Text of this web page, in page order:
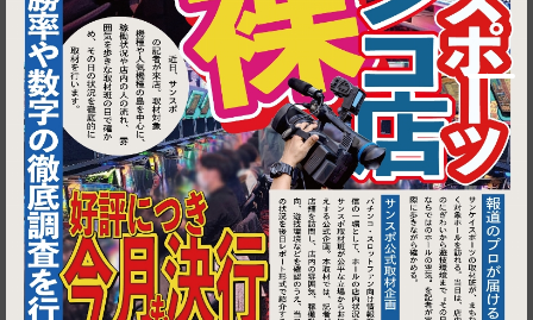
1
江戸川区東瑞江1-26-9アイジーティービル2F